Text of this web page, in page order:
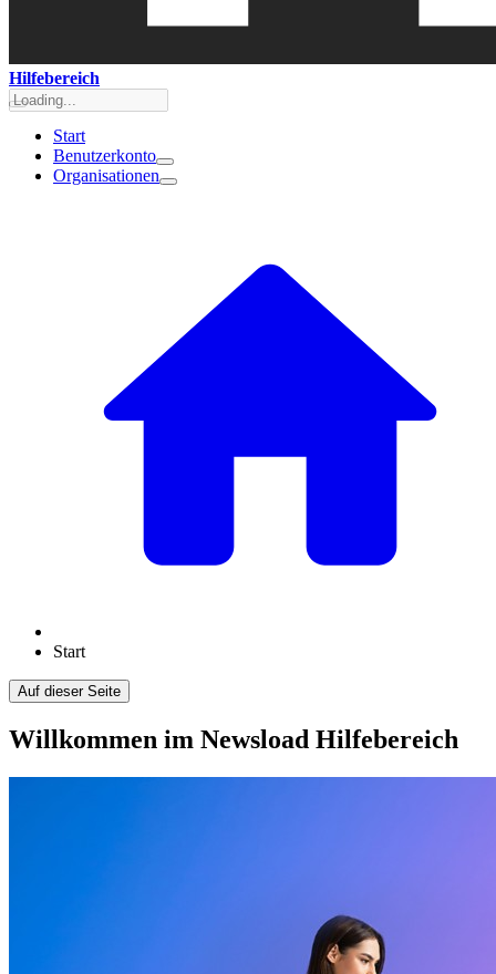
Hilfebereich
Start
Benutzerkonto
Organisationen
Start
Auf dieser Seite
Willkommen im Newsload Hilfebereich